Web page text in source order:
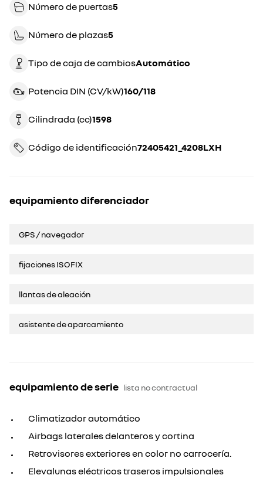
Número de puertas5
Número de plazas5
Tipo de caja de cambios automático
Potencia DIN (CV/kW) 160/118
Cilindrada (cc) 1598
Código de identificación 72405421_4208LXH
equipamiento diferenciador
GPS / navegador
fijaciones ISOFIX
llantas de aleación
asistente de aparcamiento
equipamiento de serie lista no contractual
Climatizador automático
Airbags laterales delanteros y cortina
Retrovisores exteriores en color no carrocería.
Elevalunas eléctricos traseros impulsionales